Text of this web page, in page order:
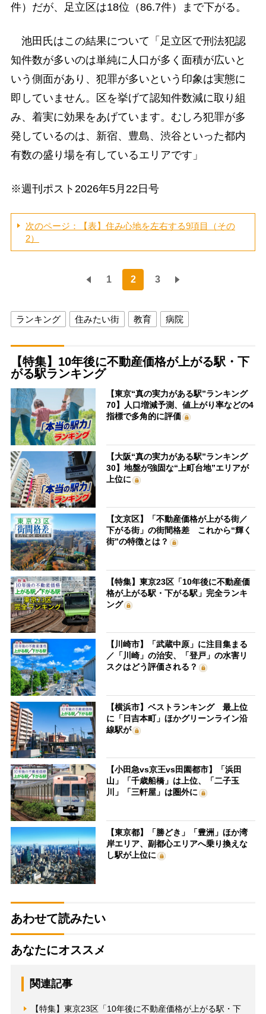
件）だが、足立区は18位（86.7件）まで下がる。
池田氏はこの結果について「足立区で刑法犯認
知件数が多いのは単純に人口が多く面積が広いと
いう側面があり、犯罪が多いという印象は実態に
即していません。区を挙げて認知件数減に取り組
み、着実に効果をあげています。むしろ犯罪が多
発しているのは、新宿、豊島、渋谷といった都内
有数の盛り場を有しているエリアです」
※週刊ポスト2026年5月22日号
次のページ：【表】住み心地を左右する9項目（その
2）
1 2 3
ランキング 住みたい街 教育 病院
【特集】10年後に不動産価格が上がる駅・下
がる駅ランキング
【東京“真の実力がある駅”ランキング
70】人口増減予測、値上がり率などの4
指標で多角的に評価
【大阪“真の実力がある駅”ランキング
30】地盤が強固な“上町台地”エリアが
上位に
【文京区】「不動産価格が上がる街／
下がる街」の街間格差 これから“輝く
街”の特徴とは？
【特集】東京23区「10年後に不動産価
格が上がる駅・下がる駅」完全ランキ
ング
【川崎市】「武蔵中原」に注目集まる
／「川崎」の治安、「登戸」の水害リ
スクはどう評価される？
【横浜市】ベストランキング 最上位
に「日吉本町」ほかグリーンライン沿
線駅が
【小田急vs京王vs田園都市】「浜田
山」「千歳船橋」は上位、「二子玉
川」「三軒屋」は圏外に
【東京都】「勝どき」「豊洲」ほか湾
岸エリア、副都心エリアへ乗り換えな
し駅が上位に
あわせて読みたい
あなたにオススメ
関連記事
【特集】東京23区「10年後に不動産価格が上がる駅・下